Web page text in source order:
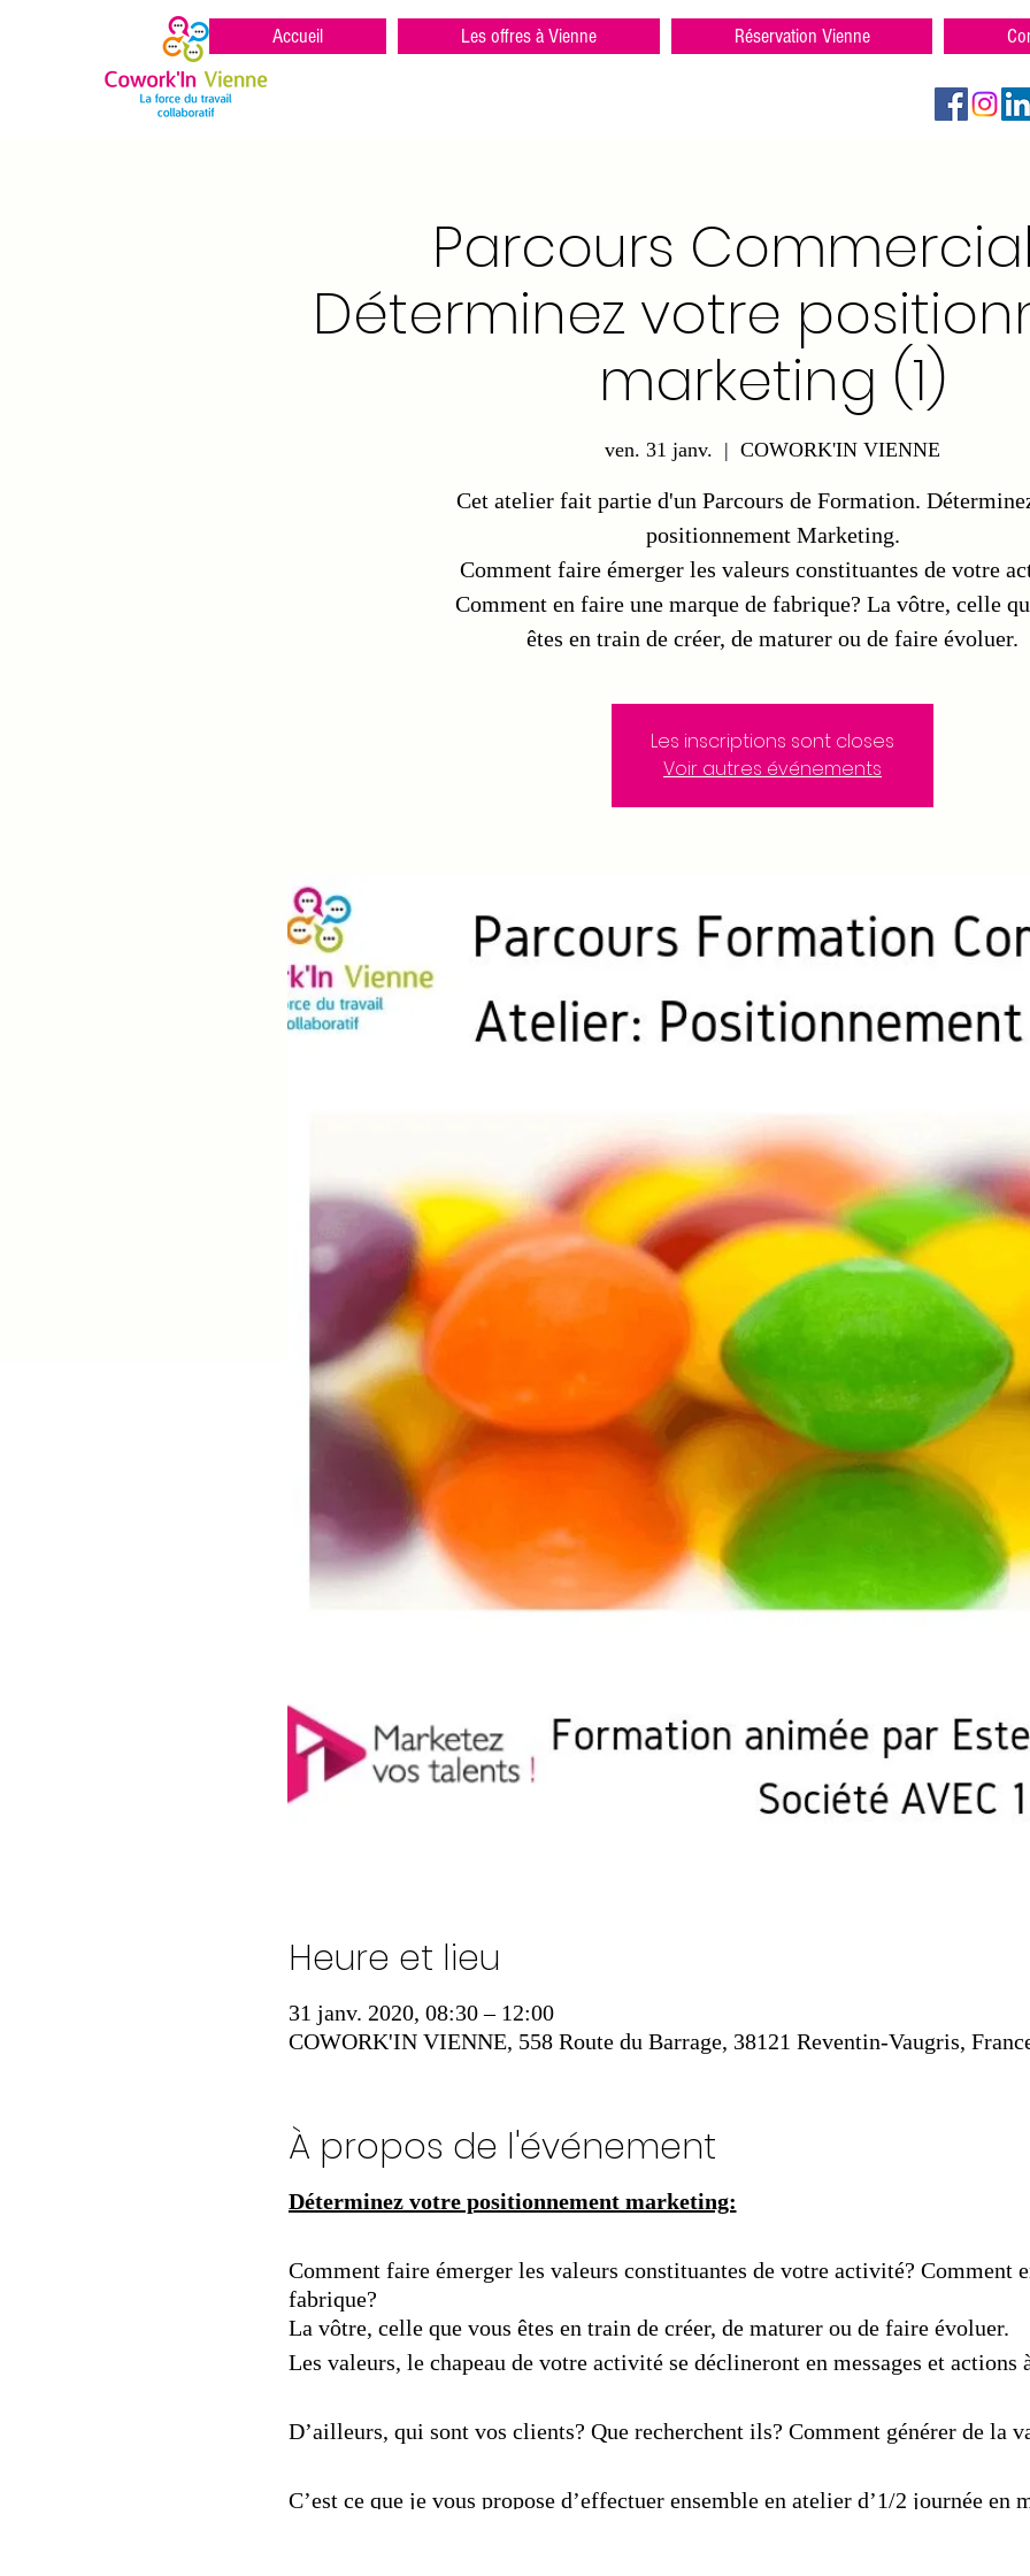
Accueil Les offres à Vienne Réservation Vienne
Parcours Commercial
Déterminez votre
marketing (1)
ven. 31 janv.
  |
COWORK'IN VIENNE
Cet atelier fait partie d'un Parcours de Formation.
positionnement Marketing.
Comment faire émerger les valeurs constituantes de votre
Comment en faire une marque de fabrique? La vôtre, celle
êtes en train de créer, de maturer ou de faire évoluer.
Les inscriptions sont closes
Voir autres événements
Heure et lieu
31 janv. 2020, 08:30 – 12:00
COWORK'IN VIENNE, 558 Route du Barrage, 38121 Reventin-Vaugris,
À propos de l'événement
Déterminez votre positionnement marketing:
Comment faire émerger les valeurs constituantes de votre activité? Comment
fabrique?
La vôtre, celle que vous êtes en train de créer, de maturer ou de faire évoluer.
Les valeurs, le chapeau de votre activité se déclineront en messages et actions
D’ailleurs, qui sont vos clients? Que recherchent ils? Comment générer de la
C’est ce que je vous propose d’effectuer ensemble en atelier d’1/2 journée en